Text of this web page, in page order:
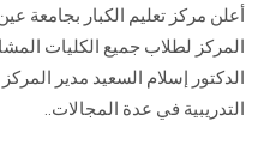
المركز لطلاب جميع الكليات
الدكتور إسلام السعيد مدير
التدريبية في عدة المجالات..